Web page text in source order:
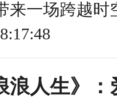
来一场跨越
浪人生》